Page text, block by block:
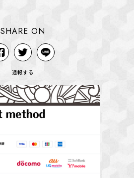
SHARE ON
通報する